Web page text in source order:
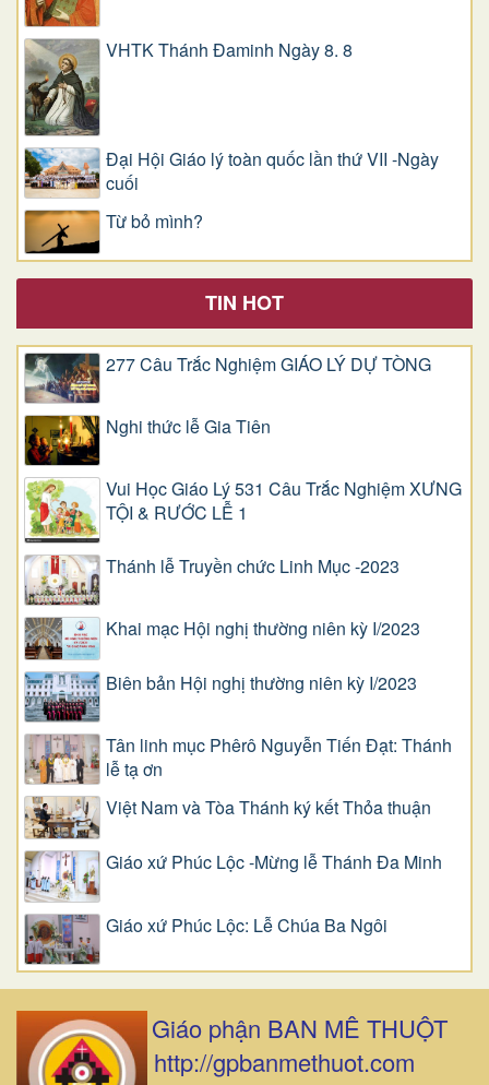
VHTK Thánh Đaminh Ngày 8. 8
Đại Hội Giáo lý toàn quốc lần thứ VII -Ngày
cuối
Từ bỏ mình?
TIN HOT
277 Câu Trắc Nghiệm GIÁO LÝ DỰ TÒNG
Nghi thức lễ Gia Tiên
Vui Học Giáo Lý 531 Câu Trắc Nghiệm XƯNG
TỘI & RƯỚC LỄ 1
Thánh lễ Truyền chức Linh Mục -2023
Khai mạc Hội nghị thường niên kỳ I/2023
Biên bản Hội nghị thường niên kỳ I/2023
Tân linh mục Phêrô Nguyễn Tiến Đạt: Thánh
lễ tạ ơn
Việt Nam và Tòa Thánh ký kết Thỏa thuận
Giáo xứ Phúc Lộc -Mừng lễ Thánh Đa Minh
Giáo xứ Phúc Lộc: Lễ Chúa Ba Ngôi
Giáo phận BAN MÊ THUỘT
http://gpbanmethuot.com